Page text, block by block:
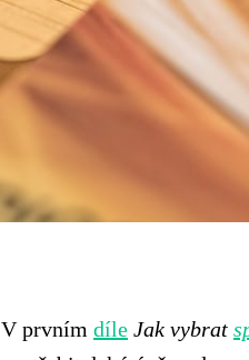
V prvním díle Jak vybrat